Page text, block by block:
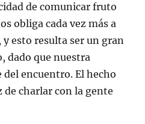
de comunicar fruto
obliga cada vez más a
esto resulta ser un gran
dado que nuestra
encuentro. El hecho
de charlar con la gente